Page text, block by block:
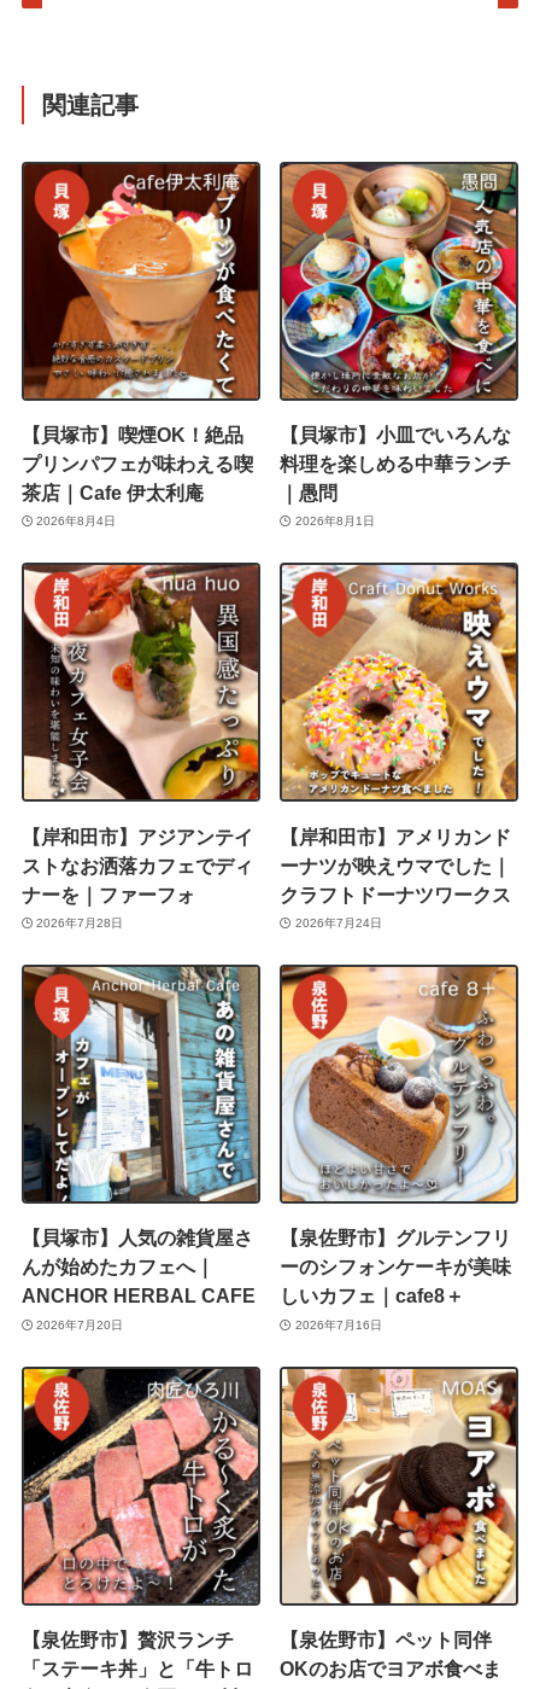
関連記事
【貝塚市】喫煙OK！絶品
プリンパフェが味わえる喫
茶店｜Cafe 伊太利庵
2026年8月4日
【貝塚市】小皿でいろんな
料理を楽しめる中華ランチ
｜愚問
2026年8月1日
【岸和田市】アジアンテイ
ストなお洒落カフェでディ
ナーを｜ファーフォ
2026年7月28日
【岸和田市】アメリカンド
ーナツが映えウマでした｜
クラフトドーナツワークス
2026年7月24日
【貝塚市】人気の雑貨屋さ
んが始めたカフェへ｜
ANCHOR HERBAL CAFE
2026年7月20日
【泉佐野市】グルテンフリ
ーのシフォンケーキが美味
しいカフェ｜cafe8＋
2026年7月16日
【泉佐野市】贅沢ランチ
「ステーキ丼」と「牛トロ
【泉佐野市】ペット同伴
OKのお店でヨアボ食べま